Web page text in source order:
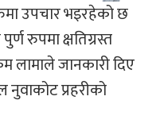
उपचार भइरहेको छ
रुपमा क्षतिग्रस्त
लामाले जानकारी दिए
प्रहरीको